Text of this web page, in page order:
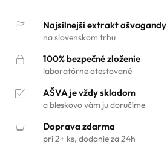
Najsilnejší extrakt ašvagandy
na slovenskom trhu
100% bezpečné zloženie
laboratórne otestované
AŠVA je vždy skladom
a bleskovo vám ju doručíme
Doprava zdarma
pri 2+ ks, dodanie za 24h